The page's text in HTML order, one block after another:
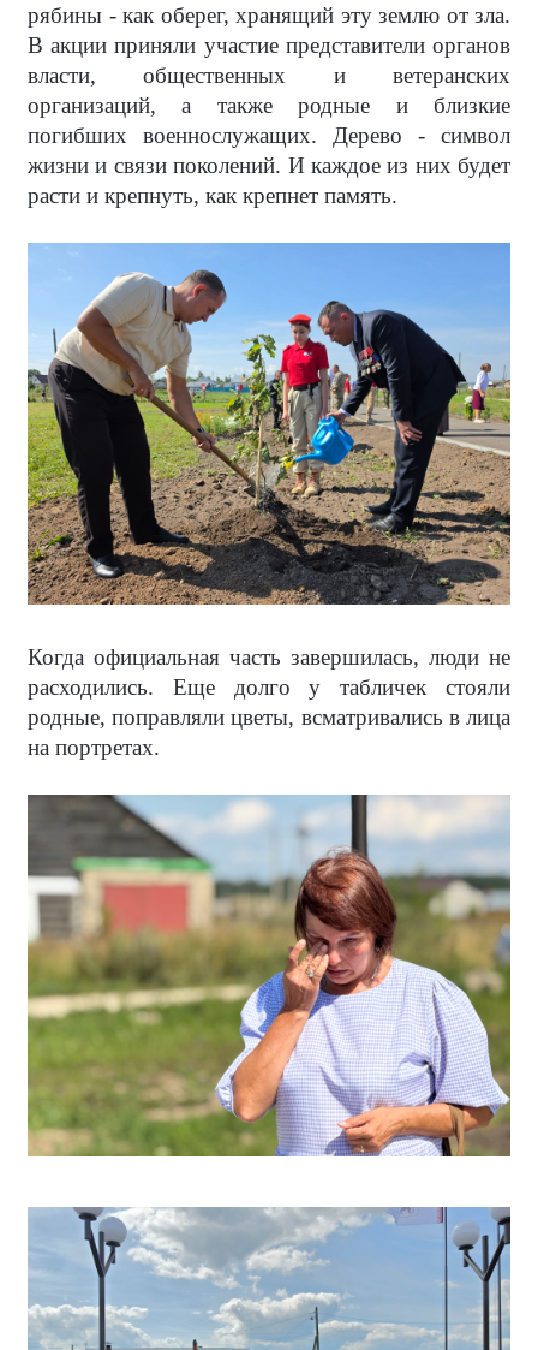
рябины - как оберег, хранящий эту землю от зла.
В акции приняли участие представители органов
власти, общественных и ветеранских
организаций, а также родные и близкие
погибших военнослужащих. Дерево - символ
жизни и связи поколений. И каждое из них будет
расти и крепнуть, как крепнет память.
Когда официальная часть завершилась, люди не
расходились. Еще долго у табличек стояли
родные, поправляли цветы, всматривались в лица
на портретах.